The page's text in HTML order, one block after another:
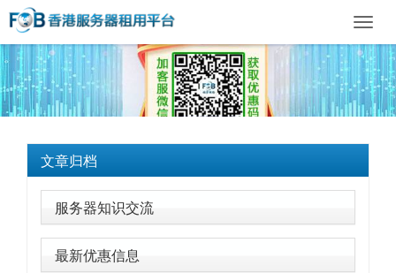
文章归档
服务器知识交流
最新优惠信息